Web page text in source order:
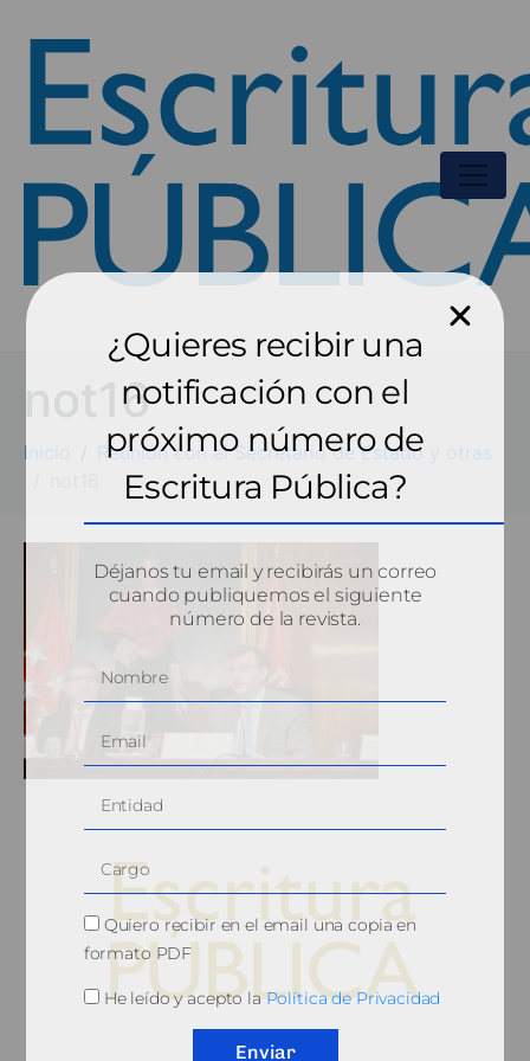
not16
Inicio
Reunión con el Secretario de Estado y otras
© 2010, Consejo General del Notariado
¿Quieres recibir una
notificación con el
próximo número de
Escritura Pública?
Déjanos tu email y recibirás un correo
cuando publiquemos el siguiente
número de la revista.
Quiero recibir en el email una copia en
formato PDF
He leído y acepto laPolítica de Privacidad
Enviar